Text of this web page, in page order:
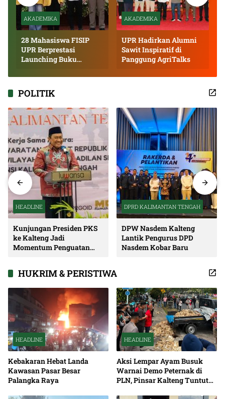
AKADEMIKA
28 Mahasiswa FISIP
UPR Berprestasi
Launching Buku
AKADEMIKA
UPR Hadirkan Alumni
Sawit Inspiratif di
Panggung AgriTalks
POLITIK
HEADLINE
Kunjungan Presiden PKS
ke Kalteng Jadi
Momentum Penguatan
DPRD KALIMANTAN TENGAH
DPW Nasdem Kalteng
Lantik Pengurus DPD
Nasdem Kobar Baru
HUKRIM & PERISTIWA
HEADLINE
Kebakaran Hebat Landa
Kawasan Pasar Besar
Palangka Raya
HEADLINE
Aksi Lempar Ayam Busuk
Warnai Demo Peternak di
PLN, Pinsar Kalteng Tuntut